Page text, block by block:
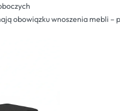
obowiązku wnoszenia mebli